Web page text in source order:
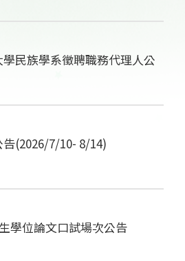
學民族學系徵聘職務代理人公
(2026/7/10- 8/14)
學位論文口試場次公告